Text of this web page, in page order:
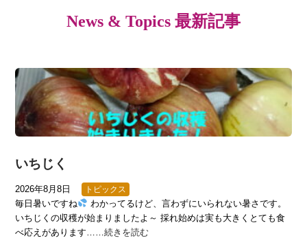
News & Topics 最新記事
いちじく
2026年8月8日 トピックス
毎日暑いですね
わかってるけど、言わずにいられない暑さです。
いちじくの収穫が始まりましたよ～ 採れ始めは実も大きくとても食
べ応えがあります……続きを読む